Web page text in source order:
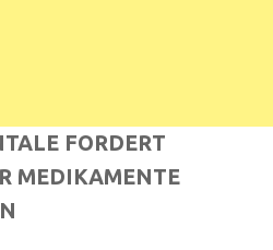
FORDERT
MEDIKAMENTE